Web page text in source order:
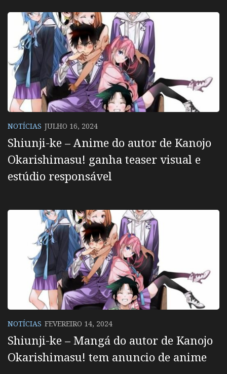
NOTÍCIAS JULHO 16, 2024
Shiunji-ke – Anime do autor de Kanojo
Okarishimasu! ganha teaser visual e
estúdio responsável
NOTÍCIAS FEVEREIRO 14, 2024
Shiunji-ke – Mangá do autor de Kanojo
Okarishimasu! tem anuncio de anime